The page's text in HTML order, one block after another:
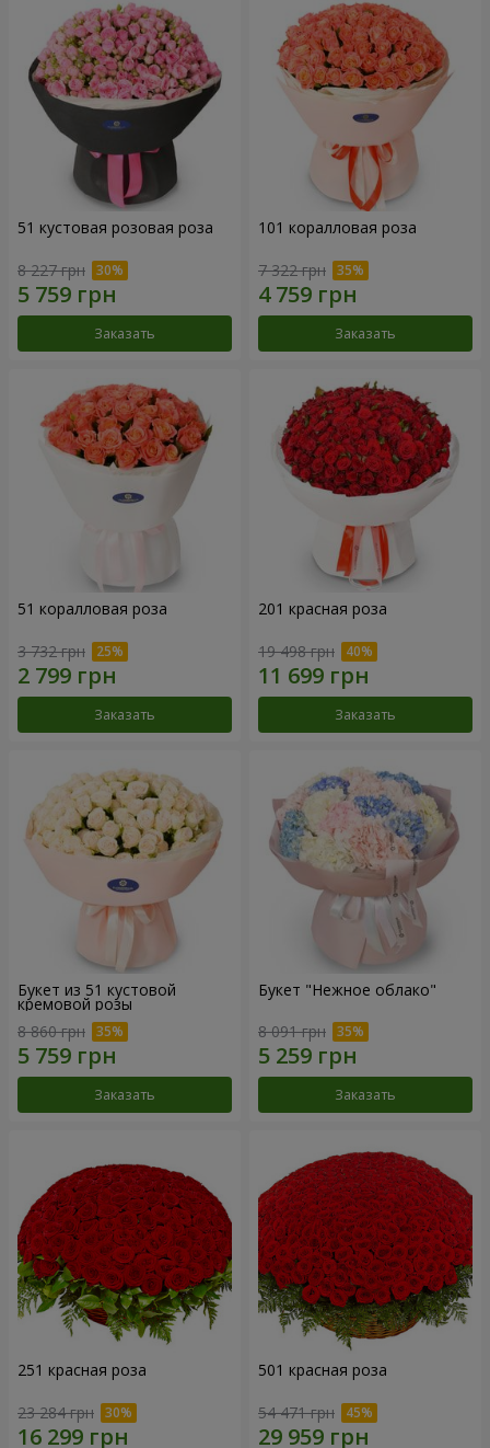
51 кустовая розовая роза
8 227 грн
Заказать
101 коралловая роза
7 322 грн
Заказать
51 коралловая роза
3 732 грн
Заказать
201 красная роза
19 498 грн
Заказать
Букет из 51 кустовой
кремовой розы
8 860 грн
Заказать
Букет "Нежное облако"
8 091 грн
Заказать
251 красная роза
23 284 грн
501 красная роза
54 471 грн